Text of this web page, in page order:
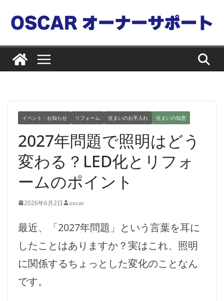
ン
イベント・お知らせ リフォーム 住まいのお手入れ 住まいの知恵
2027年問題で照明はどう
変わる？LED化とリフォ
ームのポイント
2026年6月2日 oscar
最近、「2027年問題」という言葉を耳に
したことはありますか？実はこれ、照明
に関係するちょっとした変化のことなん
です。